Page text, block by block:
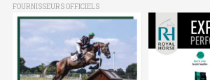
FOURNISSEURS OFFICIELS